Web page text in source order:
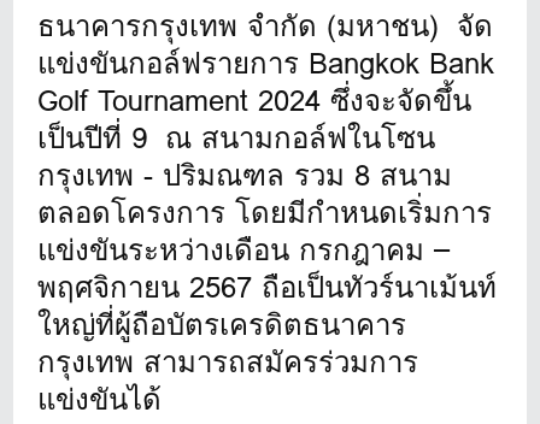
ธนาคารกรุงเทพ จำกัด (มหาชน) จัด
แข่งขันกอล์ฟรายการ Bangkok Bank
Golf Tournament 2024 ซึ่งจะจัดขึ้น
เป็นปีที่ 9 ณ สนามกอล์ฟในโซน
กรุงเทพ - ปริมณฑล รวม 8 สนาม
ตลอดโครงการ โดยมีกำหนดเริ่มการ
แข่งขันระหว่างเดือน กรกฎาคม –
พฤศจิกายน 2567 ถือเป็นทัวร์นาเม้นท์
ใหญ่ที่ผู้ถือบัตรเครดิตธนาคาร
กรุงเทพ สามารถสมัครร่วมการ
แข่งขันได้